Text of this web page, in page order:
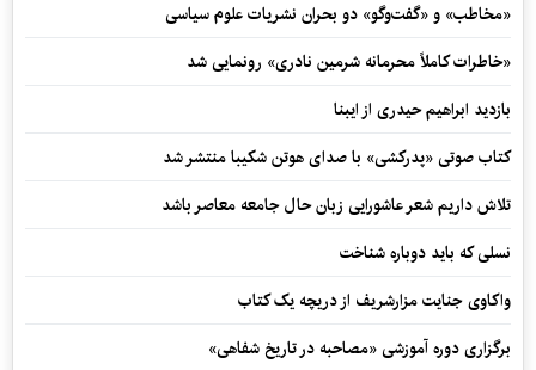
«مخاطب» و «گفت‌وگو» دو بحران نشریات علوم سیاسی
«خاطرات کاملاً محرمانه شرمین نادری» رونمایی شد
بازدید ابراهیم حیدری از ایبنا
کتاب صوتی «پدرکشی» با صدای هوتن شکیبا منتشر شد
تلاش داریم شعر عاشورایی زبان حال جامعه معاصر باشد
نسلی که باید دوباره شناخت
واکاوی جنایت مزارشریف از دریچه یک کتاب
برگزاری دوره آموزشی «مصاحبه در تاریخ شفاهی»